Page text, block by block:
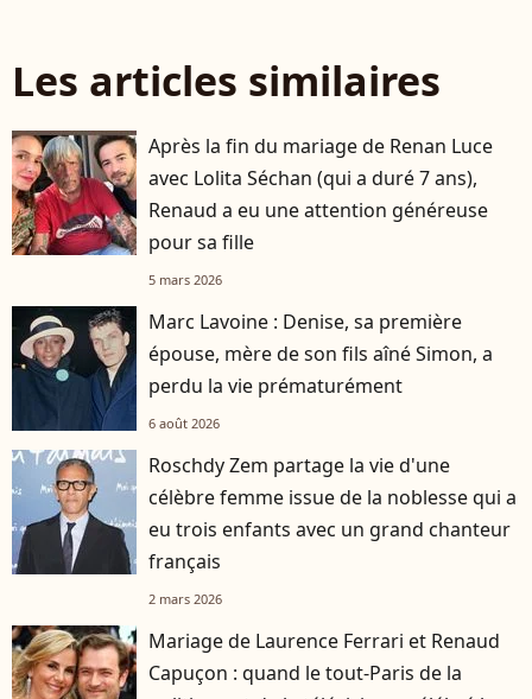
Les articles similaires
Après la fin du mariage de Renan Luce
avec Lolita Séchan (qui a duré 7 ans),
Renaud a eu une attention généreuse
pour sa fille
5 mars 2026
Marc Lavoine : Denise, sa première
épouse, mère de son fils aîné Simon, a
perdu la vie prématurément
6 août 2026
Roschdy Zem partage la vie d'une
célèbre femme issue de la noblesse qui a
eu trois enfants avec un grand chanteur
français
2 mars 2026
Mariage de Laurence Ferrari et Renaud
Capuçon : quand le tout-Paris de la